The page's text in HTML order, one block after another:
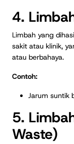
4.
Limbah yang
sakit atau klinik,
atau berbahaya.
Contoh:
Jarum suntik
5.
Waste)